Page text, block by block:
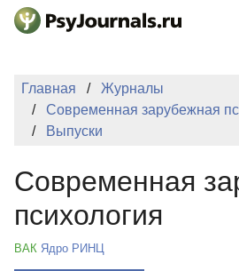
Перейти к основному содержанию
НОВОСТИ
ИЗДАНИЯ
АВТОРЫ
КЛЮЧЕВЫЕ
Регистрация
Главная
Журналы
Современная зарубежная
Выпуски
Современная
психология
ВАК Ядро РИНЦ